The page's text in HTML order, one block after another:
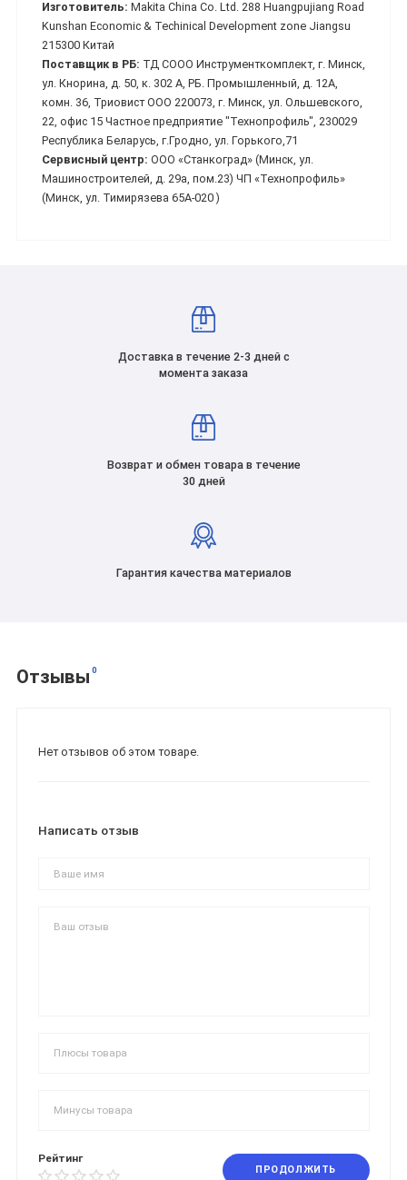
Изготовитель: Makita China Co. Ltd. 288 Huangpujiang Road
Kunshan Economic & Techinical Development zone Jiangsu
215300 Китай
Поставщик в РБ: ТД СООО Инструменткомплект, г. Минск,
ул. Кнорина, д. 50, к. 302 А, РБ. Промышленный, д. 12А,
комн. 36, Триовист ООО 220073, г. Минск, ул. Ольшевского,
22, офис 15 Частное предприятие "Технопрофиль", 230029
Республика Беларусь, г.Гродно, ул. Горького,71
Сервисный центр: ООО «Станкоград» (Минск, ул.
Машиностроителей, д. 29а, пом.23) ЧП «Технопрофиль»
(Минск, ул. Тимирязева 65А-020 )
Доставка в течение 2-3 дней с
момента заказа
Возврат и обмен товара в течение
30 дней
Гарантия качества материалов
Отзывы 0
Нет отзывов об этом товаре.
Написать отзыв
Рейтинг
ПРОДОЛЖИТЬ